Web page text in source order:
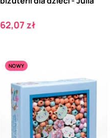
Cena
62,07 zł
NOWY